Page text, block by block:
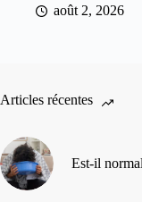
août 2, 2026
Articles récentes
Est-il